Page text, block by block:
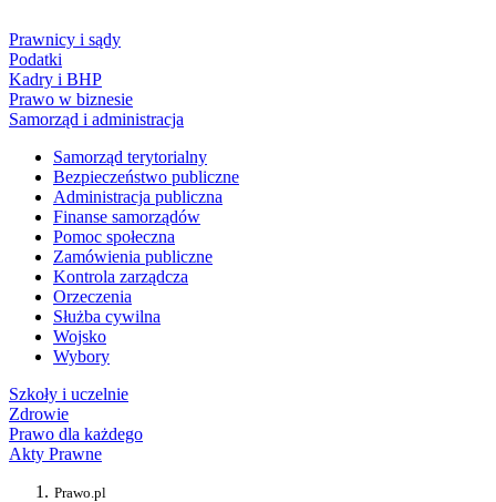
Prawnicy i sądy
Podatki
Kadry i BHP
Prawo w biznesie
Samorząd i administracja
Samorząd terytorialny
Bezpieczeństwo publiczne
Administracja publiczna
Finanse samorządów
Pomoc społeczna
Zamówienia publiczne
Kontrola zarządcza
Orzeczenia
Służba cywilna
Wojsko
Wybory
Szkoły i uczelnie
Zdrowie
Prawo dla każdego
Akty Prawne
Prawo.pl